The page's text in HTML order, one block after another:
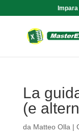
La
(e
da Matteo Olla |